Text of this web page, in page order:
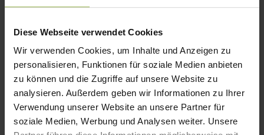
Diese Webseite verwendet Cookies
Wir verwenden Cookies, um Inhalte und Anzeigen zu
personalisieren, Funktionen für soziale Medien anbieten
zu können und die Zugriffe auf unsere Website zu
analysieren. Außerdem geben wir Informationen zu Ihrer
Verwendung unserer Website an unsere Partner für
soziale Medien, Werbung und Analysen weiter. Unsere
Herstellern der Branche haben wir über
umgehend beschaffen – unabhängig
vom Alter oder Hersteller der Anlage.
Sie haben Probleme mit Ihrem
Raffstore oder Ihrer